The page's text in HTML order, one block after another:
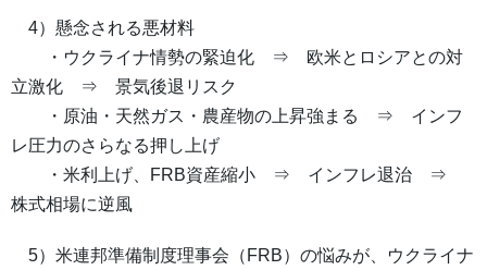
4）懸念される悪材料
・ウクライナ情勢の緊迫化 ⇒ 欧米とロシアとの対
立激化 ⇒ 景気後退リスク
・原油・天然ガス・農産物の上昇強まる ⇒ インフ
レ圧力のさらなる押し上げ
・米利上げ、FRB資産縮小 ⇒ インフレ退治 ⇒
株式相場に逆風
5）米連邦準備制度理事会（FRB）の悩みが、ウクライナ